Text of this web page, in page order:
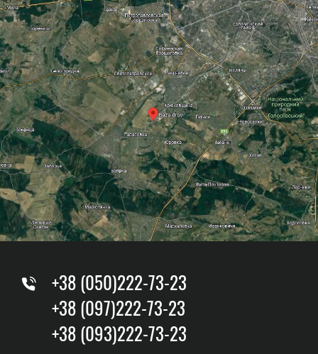
+38 (050)222-73-23
+38 (097)222-73-23
+38 (093)222-73-23